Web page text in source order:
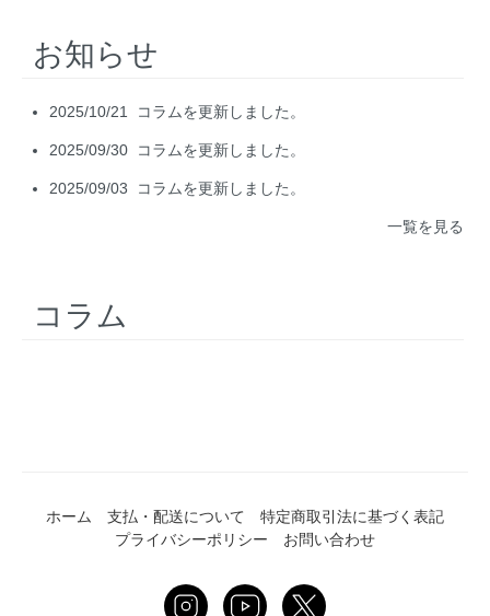
お知らせ
2025/10/21 コラムを更新しました。
2025/09/30 コラムを更新しました。
2025/09/03 コラムを更新しました。
一覧を見る
コラム
ホーム 支払・配送について
特定商取引法に基づく表記
プライバシーポリシー
お問い合わせ